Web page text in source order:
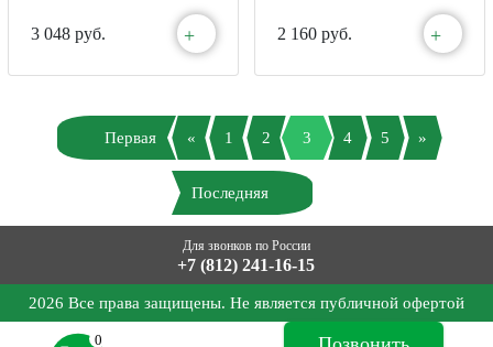
3 048 руб. + 2 160 руб. +
Первая « 1 2 3 4 5 »
Последняя
Для звонков по России
+7 (812) 241-16-15
2026 Все права защищены. Не является публичной офертой
0